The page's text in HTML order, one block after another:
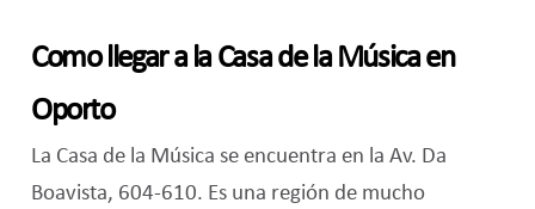
Como llegar a la Casa de la Música en
Oporto
La Casa de la Música se encuentra en la Av. Da
Boavista, 604-610. Es una región de mucho